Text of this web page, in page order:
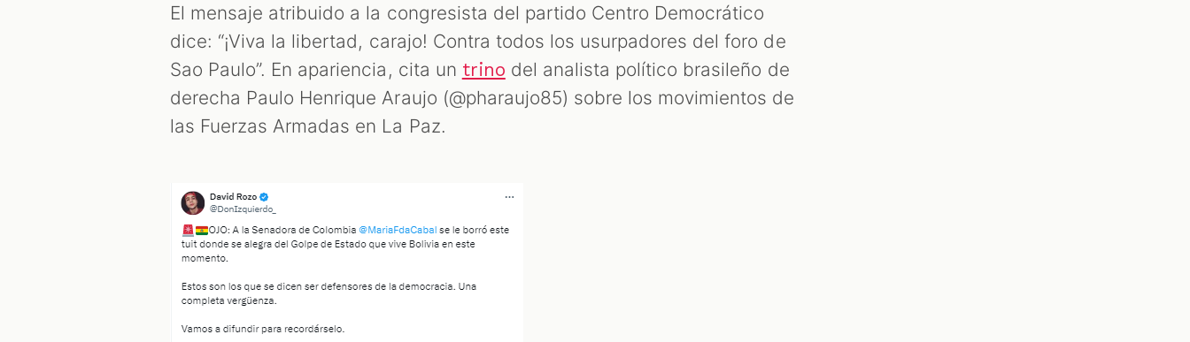
El mensaje atribuido a la congresista del partido Centro Democrático
dice: “¡Viva la libertad, carajo! Contra todos los usurpadores del foro de
Sao Paulo”. En apariencia, cita un trino del analista político brasileño de
derecha Paulo Henrique Araujo (@pharaujo85) sobre los movimientos de
las Fuerzas Armadas en La Paz.